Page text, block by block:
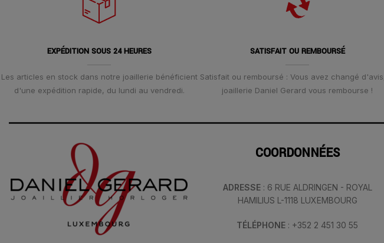
EXPÉDITION SOUS 24 HEURES
Les articles en stock dans notre joaillerie bénéficient
d'une expédition rapide, du lundi au vendredi.
SATISFAIT OU REMBOURSÉ
Satisfait ou remboursé : Vous avez changé
joaillerie Daniel Gerard vous rembourse !
COORDONNÉES
ADRESSE: 6 RUE ALDRINGEN - ROYAL
HAMILIUS L-1118 LUXEMBOURG
TÉLÉPHONE : +352 2 451 30 55